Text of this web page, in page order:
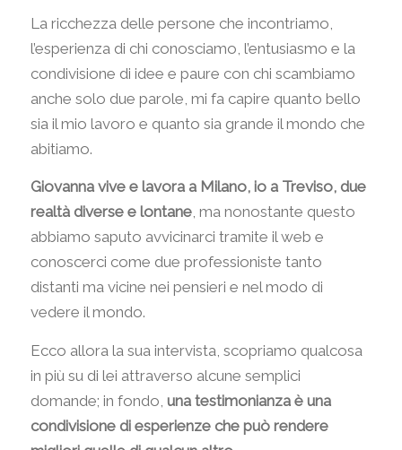
La ricchezza delle persone che incontriamo,
l’esperienza di chi conosciamo, l’entusiasmo e la
condivisione di idee e paure con chi scambiamo
anche solo due parole, mi fa capire quanto bello
sia il mio lavoro e quanto sia grande il mondo che
abitiamo.
Giovanna vive e lavora a Milano, io a Treviso, due
realtà diverse e lontane, ma nonostante questo
abbiamo saputo avvicinarci tramite il web e
conoscerci come due professioniste tanto
distanti ma vicine nei pensieri e nel modo di
vedere il mondo.
Ecco allora la sua intervista, scopriamo qualcosa
in più su di lei attraverso alcune semplici
domande; in fondo, una testimonianza è una
condivisione di esperienze che può rendere